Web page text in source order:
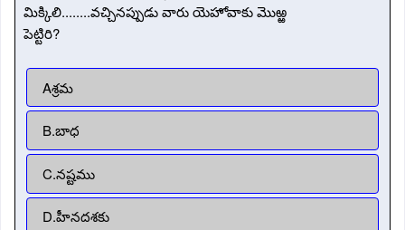
మిక్కిలి........వచ్చినప్పుడు వారు యెహోవాకు మొఱ్ఱ
పెట్టిరి?
Aశ్రమ
B.బాధ
C.నష్టము
D.హీనదశకు